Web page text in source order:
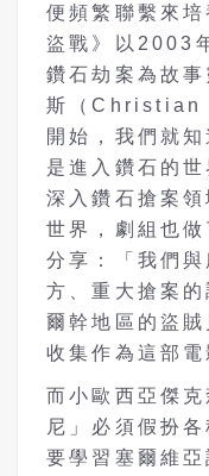
便頻繁聯繫來
盜戰》以2003
鑽石劫案為故
斯（Christian
開始，我們就
是進入鑽石的
深入鑽石搶案
世界，劇組也
分享：「我們
方、重大搶案
爾幹地區的盜
收集作為這部電
而小歐西亞傑
尼」必須假扮
要學習塞爾維